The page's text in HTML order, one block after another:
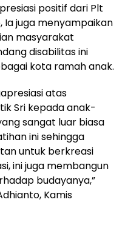
positif dari Plt
Ia juga menyampaikan
masyarakat
disabilitas ini
kota ramah anak.
atas
Sri kepada anak-
sangat luar biasa
ini sehingga
untuk berkreasi
ini juga membangun
budayanya,”
Kamis